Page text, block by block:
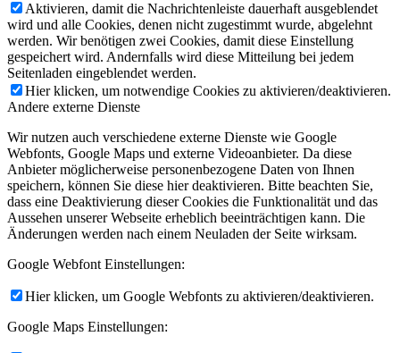
Aktivieren, damit die Nachrichtenleiste dauerhaft ausgeblendet
wird und alle Cookies, denen nicht zugestimmt wurde, abgelehnt
werden. Wir benötigen zwei Cookies, damit diese Einstellung
gespeichert wird. Andernfalls wird diese Mitteilung bei jedem
Seitenladen eingeblendet werden.
Hier klicken, um notwendige Cookies zu aktivieren/deaktivieren.
Andere externe Dienste
Wir nutzen auch verschiedene externe Dienste wie Google
Webfonts, Google Maps und externe Videoanbieter. Da diese
Anbieter möglicherweise personenbezogene Daten von Ihnen
speichern, können Sie diese hier deaktivieren. Bitte beachten Sie,
dass eine Deaktivierung dieser Cookies die Funktionalität und das
Aussehen unserer Webseite erheblich beeinträchtigen kann. Die
Änderungen werden nach einem Neuladen der Seite wirksam.
Google Webfont Einstellungen:
Hier klicken, um Google Webfonts zu aktivieren/deaktivieren.
Google Maps Einstellungen: